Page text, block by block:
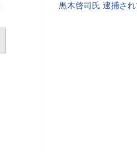
黒木啓司氏 逮捕さ